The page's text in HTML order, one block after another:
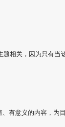
相关，因为只有
有意义的内容，为